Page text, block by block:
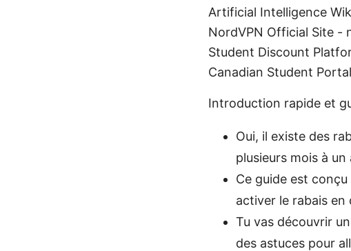
Artificial Intelligence
NordVPN Official Site -
Student Discount
Canadian Student
Introduction rapide et
Oui, il existe des
plusieurs mois à
Ce guide est
activer le rabais en
Tu vas découvrir
des astuces pour